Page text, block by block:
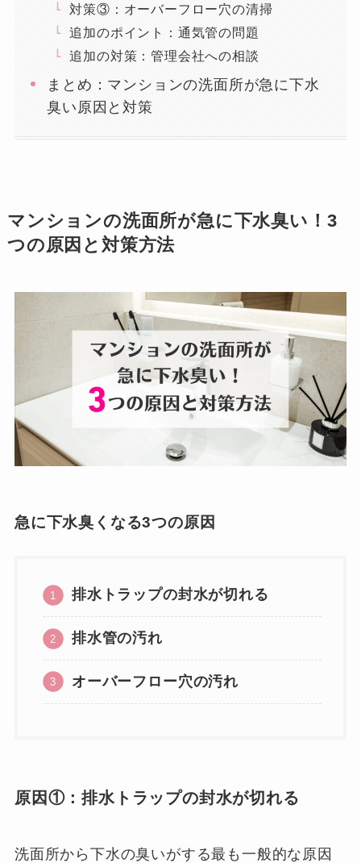
対策③：オーバーフロー穴の清掃
追加のポイント：通気管の問題
追加の対策：管理会社への相談
まとめ：マンションの洗面所が急に下水
臭い原因と対策
マンションの洗面所が急に下水臭い！3
つの原因と対策方法
急に下水臭くなる3つの原因
排水トラップの封水が切れる
排水管の汚れ
オーバーフロー穴の汚れ
原因①：排水トラップの封水が切れる
洗面所から下水の臭いがする最も一般的な原因